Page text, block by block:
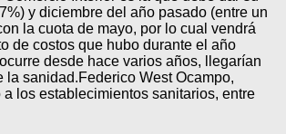
y diciembre del año pasado (entre un
la cuota de mayo, por lo cual vendrá
de costos que hubo durante el año
desde hace varios años, llegarían
sanidad.Federico West Ocampo,
los establecimientos sanitarios, entre